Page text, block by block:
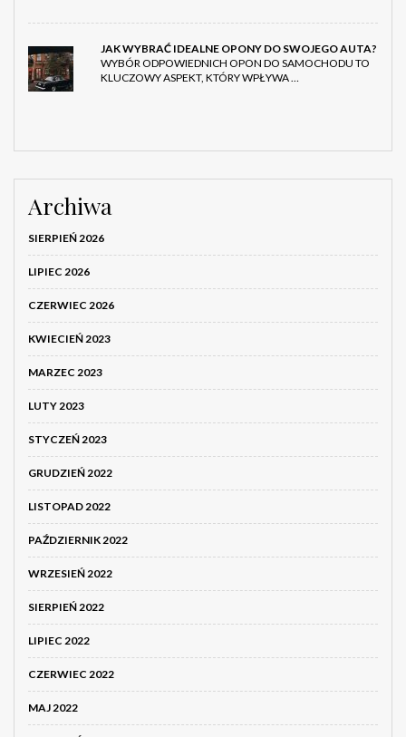
JAK WYBRAĆ IDEALNE OPONY DO SWOJEGO AUTA?
WYBÓR ODPOWIEDNICH OPON DO SAMOCHODU TO
KLUCZOWY ASPEKT, KTÓRY WPŁYWA …
Archiwa
SIERPIEŃ 2026
LIPIEC 2026
CZERWIEC 2026
KWIECIEŃ 2023
MARZEC 2023
LUTY 2023
STYCZEŃ 2023
GRUDZIEŃ 2022
LISTOPAD 2022
PAŹDZIERNIK 2022
WRZESIEŃ 2022
SIERPIEŃ 2022
LIPIEC 2022
CZERWIEC 2022
MAJ 2022